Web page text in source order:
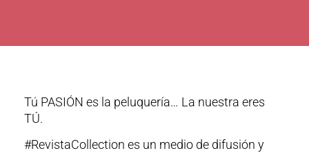
Tú PASIÓN es la peluquería… La nuestra eres
TÚ.
#RevistaCollection es un medio de difusión y